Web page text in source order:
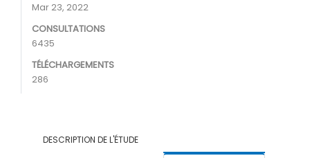
Mar 23, 2022
CONSULTATIONS
6435
TÉLÉCHARGEMENTS
286
DESCRIPTION DE L'ÉTUDE